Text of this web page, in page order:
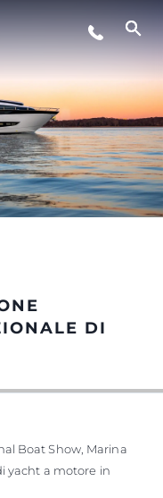
DI
Boat Show, Marina
yacht a motore in